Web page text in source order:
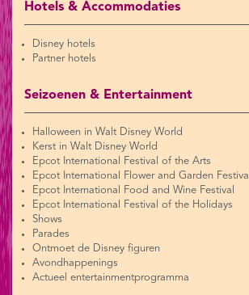
Hotels & Accommodaties
Disney hotels
Partner hotels
Seizoenen & Entertainment
Halloween in Walt Disney World
Kerst in Walt Disney World
Epcot International Festival of the Arts
Epcot International Flower and Garden Festival
Epcot International Food and Wine Festival
Epcot International Festival of the Holidays
Shows
Parades
Ontmoet de Disney figuren
Avondhappenings
Actueel entertainmentprogramma